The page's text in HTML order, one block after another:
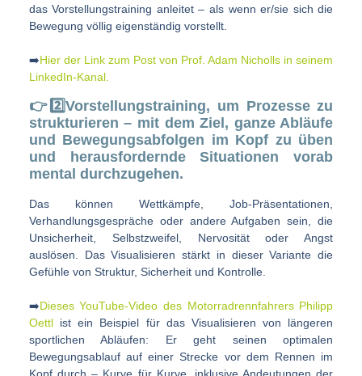
das Vorstellungstraining anleitet – als wenn er/sie sich die
Bewegung völlig eigenständig vorstellt.
➡️Hier der Link zum Post von Prof. Adam Nicholls in seinem
LinkedIn-Kanal.
👉2️⃣Vorstellungstraining, um Prozesse zu
strukturieren – mit dem Ziel, ganze Abläufe
und Bewegungsabfolgen im Kopf zu üben
und herausfordernde Situationen vorab
mental durchzugehen.
Das können Wettkämpfe, Job-Präsentationen,
Verhandlungsgespräche oder andere Aufgaben sein, die
Unsicherheit, Selbstzweifel, Nervosität oder Angst
auslösen. Das Visualisieren stärkt in dieser Variante die
Gefühle von Struktur, Sicherheit und Kontrolle.
➡️Dieses YouTube-Video des Motorradrennfahrers Philipp
Oettlist ein Beispiel für das Visualisieren von längeren
sportlichen Abläufen: Er geht seinen optimalen
Bewegungsablauf auf einer Strecke vor dem Rennen im
Kopf durch – Kurve für Kurve, inklusive Andeutungen der